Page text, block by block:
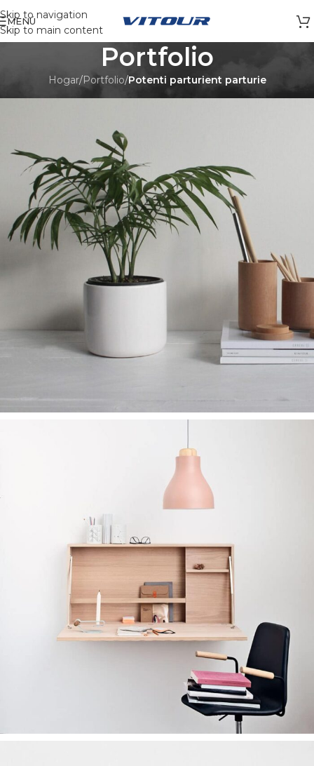
Skip to navigation
Skip to main content
MENÚ
Portfolio
Hogar/Portfolio/Potenti parturient parturie